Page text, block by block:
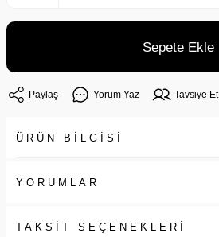
Sepete Ekle
Paylaş Yorum Yaz Tavsiye Et
ÜRÜN BİLGİSİ
YORUMLAR
TAKSİT SEÇENEKLERİ